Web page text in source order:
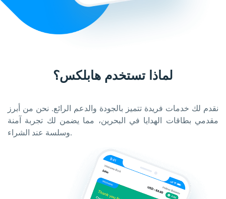
لماذا تستخدم هابلكس؟
نقدم لك خدمات فريدة تتميز بالجودة والدعم الرائع. نحن من أبرز
مقدمي بطاقات الهدايا في البحرين، مما يضمن لك تجربة آمنة
وسلسة عند الشراء.